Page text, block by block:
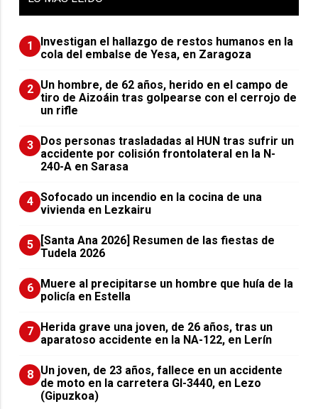
1
Investigan el hallazgo de restos humanos en la
cola del embalse de Yesa, en Zaragoza
2 Un hombre, de 62 años, herido en el campo de
tiro de Aizoáin tras golpearse con el cerrojo de
un rifle
3
​Dos personas trasladadas al HUN tras sufrir un
accidente por colisión frontolateral en la N-
240-A en Sarasa
4 Sofocado un incendio en la cocina de una
vivienda en Lezkairu
5
[Santa Ana 2026] Resumen de las fiestas de
Tudela 2026
6
Muere al precipitarse un hombre que huía de la
policía en Estella
7
Herida grave una joven, de 26 años, tras un
aparatoso accidente en la NA-122, en Lerín
8 Un joven, de 23 años, fallece en un accidente
de moto en la carretera GI-3440, en Lezo
(Gipuzkoa)